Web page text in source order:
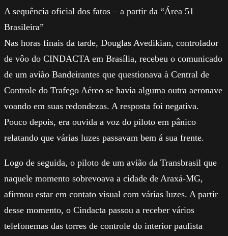
A sequência oficial dos fatos – a partir da “Área 51
Brasileira”
Nas horas finais da tarde, Douglas Avedikian, controlador
de vôo do CINDACTA em Brasília, recebeu o comunicado
de um avião Bandeirantes que questionava à Central de
Controle do Trafego Aéreo se havia alguma outra aeronave
voando em suas redondezas. A resposta foi negativa.
Pouco depois, era ouvida a voz do piloto em pânico
relatando que várias luzes passavam bem á sua frente.
Logo de seguida, o piloto de um avião da Transbrasil que
naquele momento sobrevoava a cidade de Araxá-MG,
afirmou estar em contato visual com várias luzes. A partir
desse momento, o Cindacta passou a receber vários
telefonemas das torres de controle do interior paulista